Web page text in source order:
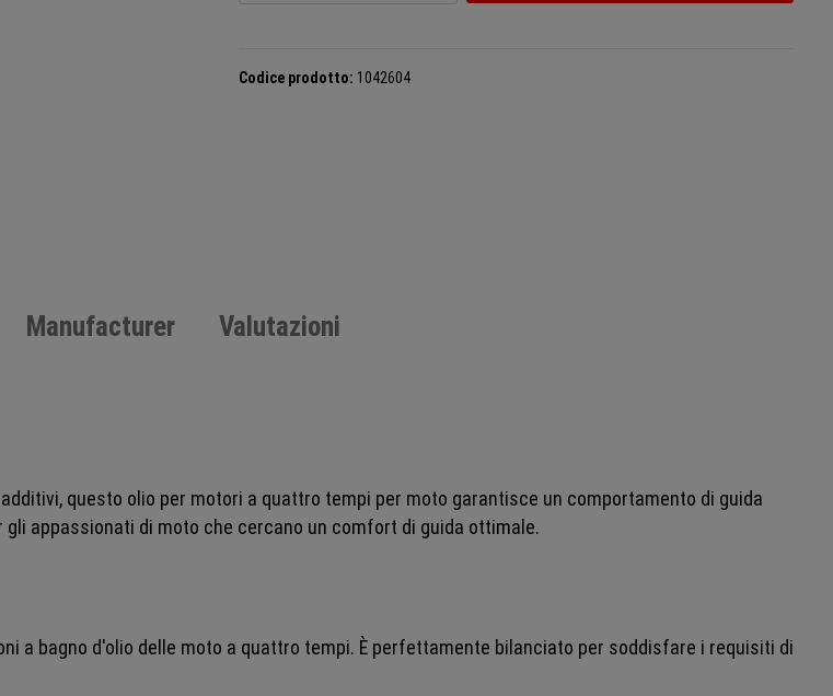
Codice prodotto: 1042604
Manufacturer Valutazioni
questo olio per motori a quattro tempi per moto garantisce un comportamento di guida
appassionati di moto che cercano un comfort di guida ottimale.
a bagno d'olio delle moto a quattro tempi. È perfettamente bilanciato per soddisfare i requisiti di